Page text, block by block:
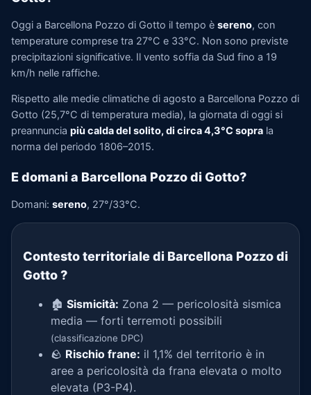
Oggi a Barcellona Pozzo di Gotto il tempo è sereno, con
temperature comprese tra 27°C e 33°C. Non sono previste
precipitazioni significative. Il vento soffia da Sud fino a 19
km/h nelle raffiche.
Rispetto alle medie climatiche di agosto a Barcellona Pozzo di
Gotto (25,7°C di temperatura media), la giornata di oggi si
preannuncia più calda del solito, di circa 4,3°C sopra la
norma del periodo 1806–2015.
E domani a Barcellona Pozzo di Gotto?
Domani: sereno, 27°/33°C.
Contesto territoriale di Barcellona Pozzo di
Gotto?
🏚️ Sismicità: Zona 2 — pericolosità sismica
media — forti terremoti possibili
(classificazione DPC)
🪨 Rischio frane: il 1,1% del territorio è in
aree a pericolosità da frana elevata o molto
elevata (P3-P4).